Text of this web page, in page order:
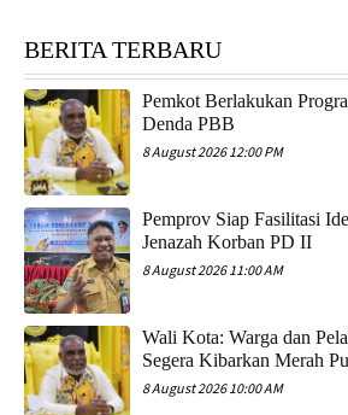
BERITA TERBARU
Pemkot Berlakukan
Denda PBB
8 August 2026 12:00 PM
Pemprov Siap Fasilitasi
Jenazah Korban PD II
8 August 2026 11:00 AM
Wali Kota: Warga dan
Segera Kibarkan Merah
8 August 2026 10:00 AM